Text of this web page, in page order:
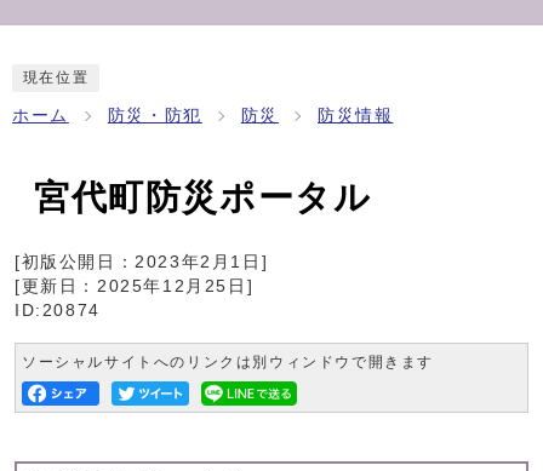
現在位置
ホーム 防災・防犯 防災 防災情報
宮代町防災ポータル
[初版公開日：2023年2月1日 ]
[更新日： 2025年12月25日 ]
ID:20874
ソーシャルサイトへのリンクは別ウィンドウで開きます